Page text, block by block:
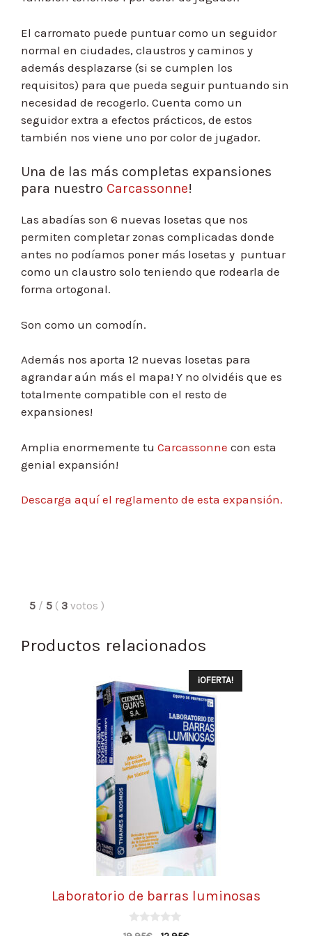
El carromato puede puntuar como un seguidor
normal en ciudades, claustros y caminos y
además desplazarse (si se cumplen los
requisitos) para que pueda seguir puntuando sin
necesidad de recogerlo. Cuenta como un
seguidor extra a efectos prácticos, de estos
también nos viene uno por color de jugador.
Una de las más completas expansiones
para nuestro Carcassonne!
Las abadías son 6 nuevas losetas que nos
permiten completar zonas complicadas donde
antes no podíamos poner más losetas y puntuar
como un claustro solo teniendo que rodearla de
forma ortogonal.
Son como un comodín.
Además nos aporta 12 nuevas losetas para
agrandar aún más el mapa! Y no olvidéis que es
totalmente compatible con el resto de
expansiones!
Amplia enormemente tu Carcassonne con esta
genial expansión!
Descarga aquí el reglamento de esta expansión.
5 / 5 ( 3 votos )
Productos relacionados
¡OFERTA!
Laboratorio de barras luminosas
0